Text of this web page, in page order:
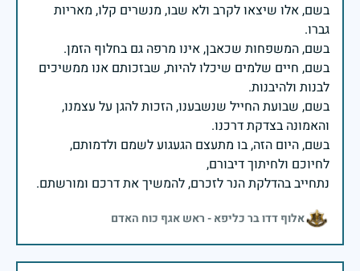
בשם, אלו שיצאו לקרב ולא שבו, מנשרים קלו, מאריות
בשם, חיים שלמים שיכלו להיות, שבזכותם אנו ממשיכים
בשם, שבועת החייל שנשבענו, הזכות להגן על עצמנו,
בשם, היום הזה, בו מתעצם הגעגוע לשמם ולדמותם,
נתחייב בהדלקת הנר לזכרם, להמשיך את דרכם ומורשתם.
אלוף דדו בר כליפא - ראש אגף כוח האדם